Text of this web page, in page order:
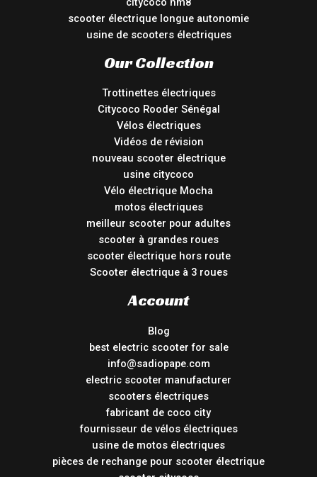
scooter électrique longue autonomie
usine de scooters électriques
Our Collection
Trottinettes électriques
Citycoco Rooder Sénégal
Vélos électriques
Vidéos de révision
nouveau scooter électrique
usine citycoco
Vélo électrique Mocha
motos électriques
meilleur scooter pour adultes
scooter à grandes roues
scooter électrique hors route
Scooter électrique à 3 roues
Account
Blog
best electric scooter for sale
info@sadiopape.com
electric scooter manufacturer
scooters électriques
fabricant de coco city
fournisseur de vélos électriques
usine de motos électriques
pièces de rechange pour scooter électrique